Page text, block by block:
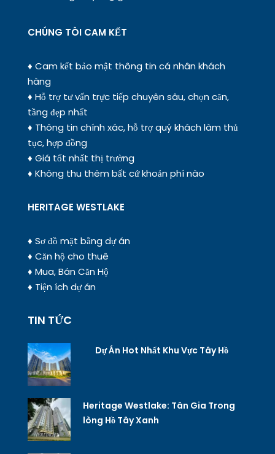
CHÚNG TÔI CAM KẾT
♦ Cam kết bảo mật thông tin cá nhân khách
hàng
♦ Hỗ trợ tư vấn trực tiếp chuyên sâu, chọn căn,
tầng đẹp nhất
♦ Thông tin chính xác, hỗ trợ quý khách làm thủ
tục, hợp đồng
♦ Giá tốt nhất thị trường
♦ Không thu thêm bất cứ khoản phí nào
HERITAGE WESTLAKE
♦ Sơ đồ mặt bằng dự án
♦ Căn hộ cho thuê
♦ Mua, Bán Căn Hộ
♦ Tiện ích dự án
TIN TỨC
Dự Án Hot Nhất Khu Vực Tây Hồ
Heritage Westlake: Tân Gia Trong
lòng Hồ Tây Xanh